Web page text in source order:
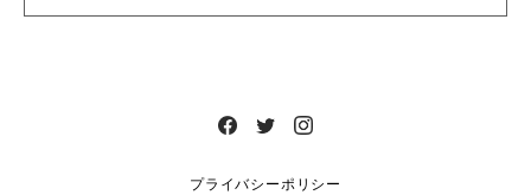
Sensational Seafood Mussel_SSEA6M
2026/02/14
プライバシーポリシー